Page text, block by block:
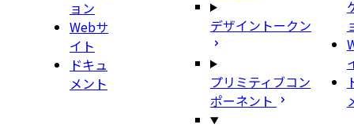
ョン
Webサ
イト
ドキュ
メント
デザイントークン
プリミティブコン
ポーネント